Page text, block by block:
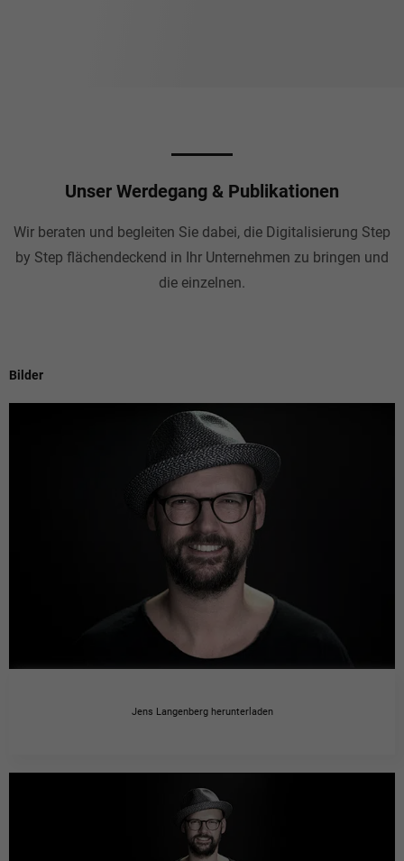
Unser Werdegang & Publikationen
Wir beraten und begleiten Sie dabei, die Digitalisierung Step
by Step flächendeckend in Ihr Unternehmen zu bringen und
die einzelnen.
Bilder
Jens Langenberg herunterladen